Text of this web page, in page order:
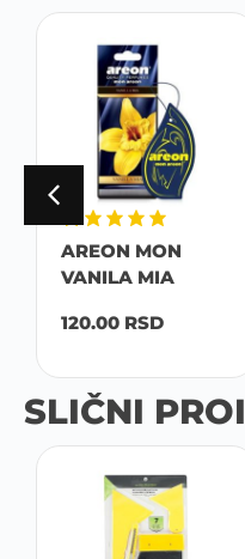
AREON MON
VANILA MIA
120.00 RSD
SLIČNI